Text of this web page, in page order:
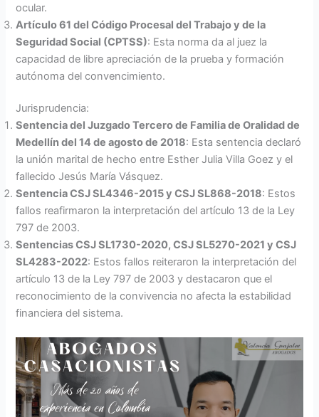
ocular.
Artículo 61 del Código Procesal del Trabajo y de la
Seguridad Social (CPTSS): Esta norma da al juez la
capacidad de libre apreciación de la prueba y formación
autónoma del convencimiento.
Jurisprudencia:
Sentencia del Juzgado Tercero de Familia de Oralidad de
Medellín del 14 de agosto de 2018: Esta sentencia declaró
la unión marital de hecho entre Esther Julia Villa Goez y el
fallecido Jesús María Vásquez.
Sentencia CSJ SL4346-2015 y CSJ SL868-2018: Estos
fallos reafirmaron la interpretación del artículo 13 de la Ley
797 de 2003.
Sentencias CSJ SL1730-2020, CSJ SL5270-2021 y CSJ
SL4283-2022: Estos fallos reiteraron la interpretación del
artículo 13 de la Ley 797 de 2003 y destacaron que el
reconocimiento de la convivencia no afecta la estabilidad
financiera del sistema.